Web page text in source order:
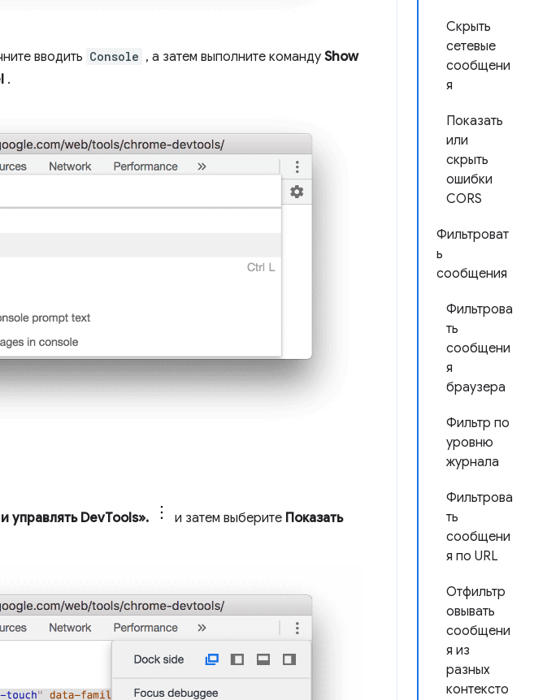
Скрыть
сетевые
сообщени
я
Показать
или
скрыть
ошибки
CORS
Фильтроват
ь
сообщения
Фильтрова
ть
сообщени
я
браузера
Фильтр по
уровню
журнала
Фильтрова
ть
сообщени
я по URL
Отфильтр
овывать
сообщени
я из
разных
контексто
вводить Console , а затем выполните команду Show
.
управлять DevTools». и затем выберите Показать